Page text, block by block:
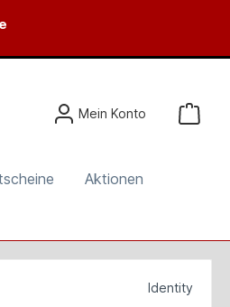
Mein Konto
Aktionen
Identity